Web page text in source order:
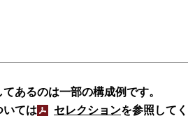
あるのは一部の構成例です。
いては
セレクションを参照してく